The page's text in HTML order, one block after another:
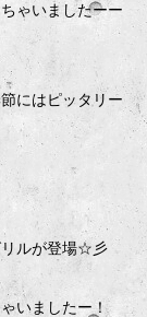
ゃいましたーー
にはピッタリー
リルが登場☆彡
いましたー！